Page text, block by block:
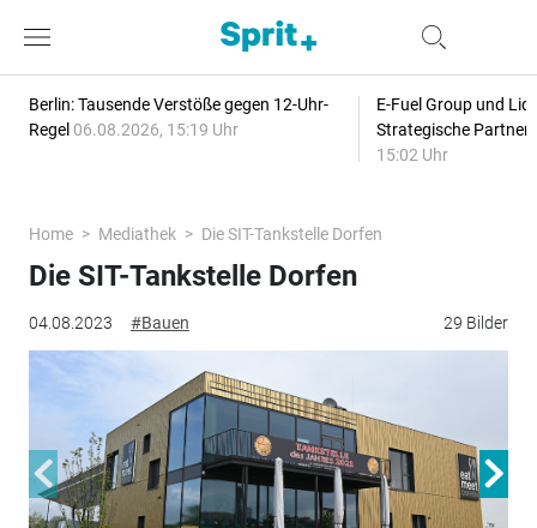
Berlin: Tausende Verstöße gegen 12-Uhr-
Regel 06.08.2026, 15:19 Uhr
E-Fuel Group und
Strategische
15:02 Uhr
Home Mediathek Die SIT-Tankstelle Dorfen
04.08.2023 #Bauen 29 Bilder
Die SIT-Tankstelle Dorfen